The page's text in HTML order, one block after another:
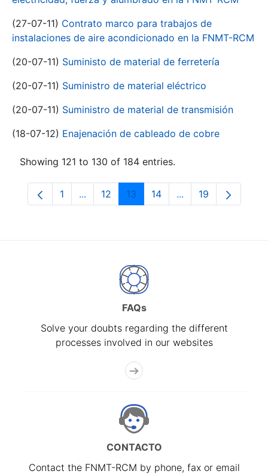
(27-07-11) Contrato marco para trabajos de
instalaciones de aire acondicionado en la FNMT-RCM
(20-07-11) Suministo de material de ferretería
(20-07-11) Suministro de material eléctrico
(20-07-11) Suministro de material de transmisión
(18-07-12) Enajenación de cableado de cobre
Showing 121 to 130 of 184 entries.
Page
1 ...Intermediate Pages Use TAB to navigate.
Page
12 Page
13 Page
14 ...Intermediate
Page
19
FAQs
Solve your doubts regarding the different
processes involved in our websites
CONTACTO
Contact the FNMT-RCM by phone, fax or email